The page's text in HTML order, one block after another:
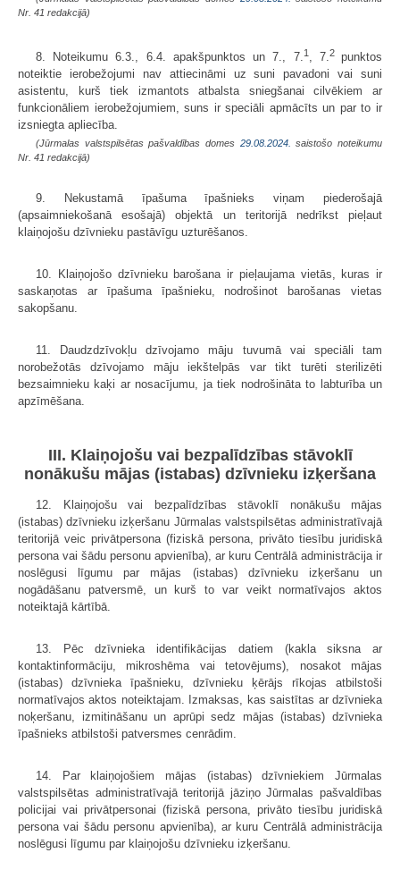
Nr. 41 redakcijā)
8. Noteikumu 6.3., 6.4. apakšpunktos un 7., 7. 1, 7. 2punktos
noteiktie ierobežojumi nav attiecināmi uz suni pavadoni vai suni
asistentu, kurš tiek izmantots atbalsta sniegšanai cilvēkiem ar
funkcionāliem ierobežojumiem, suns ir speciāli apmācīts un par to ir
izsniegta apliecība.
(Jūrmalas valstspilsētas pašvaldības domes 29.08.2024.
saistošo noteikumu
Nr. 41 redakcijā)
9. Nekustamā īpašuma īpašnieks viņam piederošajā
(apsaimniekošanā esošajā) objektā un teritorijā nedrīkst pieļaut
klaiņojošu dzīvnieku pastāvīgu uzturēšanos.
10. Klaiņojošo dzīvnieku barošana ir pieļaujama vietās, kuras ir
saskaņotas ar īpašuma īpašnieku, nodrošinot barošanas vietas
sakopšanu.
11. Daudzdzīvokļu dzīvojamo māju tuvumā vai speciāli tam
norobežotās dzīvojamo māju iekštelpās var tikt turēti sterilizēti
bezsaimnieku kaķi ar nosacījumu, ja tiek nodrošināta to labturība un
apzīmēšana.
III. Klaiņojošu vai bezpalīdzības stāvoklī
nonākušu mājas (istabas) dzīvnieku izķeršana
12. Klaiņojošu vai bezpalīdzības stāvoklī nonākušu mājas
(istabas) dzīvnieku izķeršanu Jūrmalas valstspilsētas administratīvajā
teritorijā veic privātpersona (fiziskā persona, privāto tiesību juridiskā
persona vai šādu personu apvienība), ar kuru Centrālā administrācija ir
noslēgusi līgumu par mājas (istabas) dzīvnieku izķeršanu un
nogādāšanu patversmē, un kurš to var veikt normatīvajos aktos
noteiktajā kārtībā.
13. Pēc dzīvnieka identifikācijas datiem (kakla siksna ar
kontaktinformāciju, mikroshēma vai tetovējums), nosakot mājas
(istabas) dzīvnieka īpašnieku, dzīvnieku ķērājs rīkojas atbilstoši
normatīvajos aktos noteiktajam. Izmaksas, kas saistītas ar dzīvnieka
noķeršanu, izmitināšanu un aprūpi sedz mājas (istabas) dzīvnieka
īpašnieks atbilstoši patversmes cenrādim.
14. Par klaiņojošiem mājas (istabas) dzīvniekiem Jūrmalas
valstspilsētas administratīvajā teritorijā jāziņo Jūrmalas pašvaldības
policijai vai privātpersonai (fiziskā persona, privāto tiesību juridiskā
persona vai šādu personu apvienība), ar kuru Centrālā administrācija
noslēgusi līgumu par klaiņojošu dzīvnieku izķeršanu.